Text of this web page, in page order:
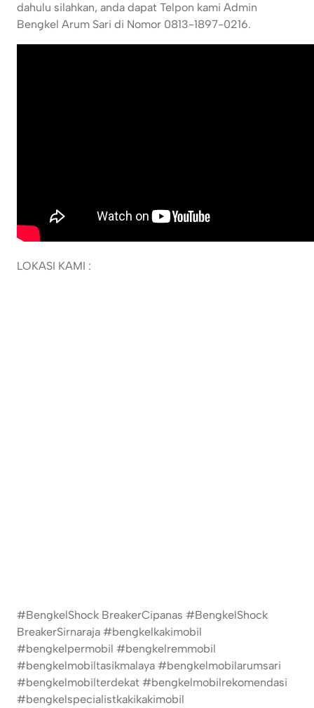
dahulu silahkan, anda dapat Telpon kami Admin
Bengkel Arum Sari di Nomor 0813-1897-0216.
LOKASI KAMI :
#BengkelShock BreakerCipanas #BengkelShock
BreakerSirnaraja #bengkelkakimobil
#bengkelpermobil #bengkelremmobil
#bengkelmobiltasikmalaya #bengkelmobilarumsari
#bengkelmobilterdekat #bengkelmobilrekomendasi
#bengkelspecialistkakikakimobil